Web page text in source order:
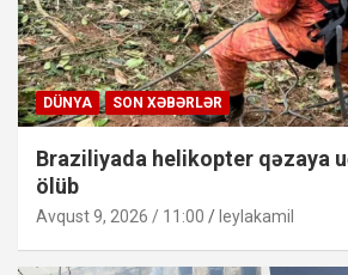
DÜNYA SON XƏBƏRLƏR
Braziliyada helikopter qəzaya
ölüb
Avqust 9, 2026 / 11:00 leylakamil